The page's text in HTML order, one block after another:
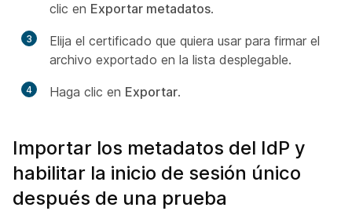
clic en Exportar metadatos.
3
Elija el certificado que quiera usar para firmar el
archivo exportado en la lista desplegable.
4 Haga clic en Exportar.
Importar los metadatos del IdP y
habilitar la inicio de sesión único
después de una prueba